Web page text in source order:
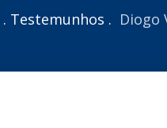
Testemunhos Diogo